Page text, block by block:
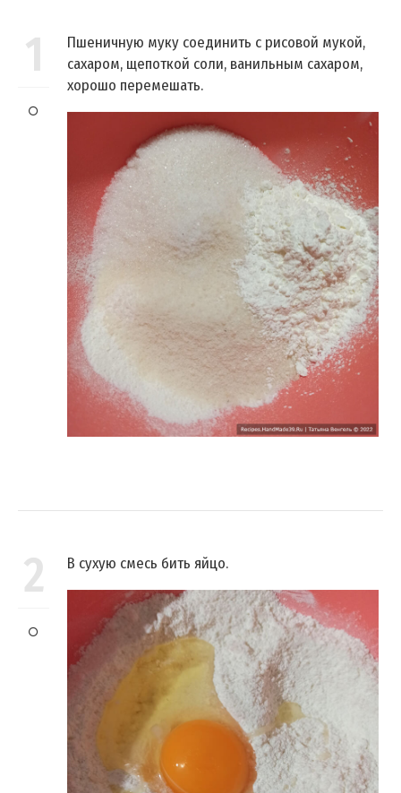
1
Пшеничную муку соединить с рисовой мукой,
сахаром, щепоткой соли, ванильным сахаром,
хорошо перемешать.
2 В сухую смесь бить яйцо.